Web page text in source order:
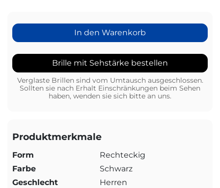
In den Warenkorb
Brille mit Sehstärke bestellen
Verglaste Brillen sind vom Umtausch ausgeschlossen.
Sollten sie nach Erhalt Einschränkungen beim Sehen
haben, wenden sie sich bitte an uns.
Produktmerkmale
Form
Rechteckig
Farbe
Schwarz
Geschlecht
Herren